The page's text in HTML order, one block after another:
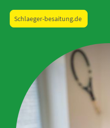
Schlaeger-besaitung.de